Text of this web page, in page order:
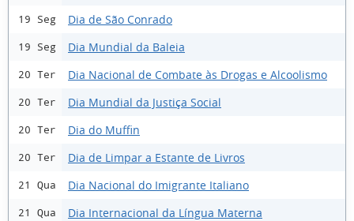
19 Seg Dia de São Conrado
19 Seg Dia Mundial da Baleia
20 Ter Dia Nacional de Combate às Drogas e Alcoolismo
20 Ter Dia Mundial da Justiça Social
20 Ter Dia do Muffin
20 Ter Dia de Limpar a Estante de Livros
21 Qua Dia Nacional do Imigrante Italiano
21 Qua Dia Internacional da Língua Materna